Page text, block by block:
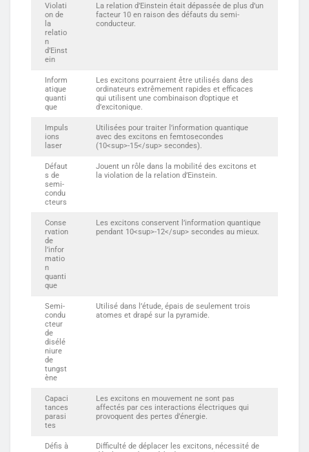
Violati
on de
la
relatio
n
d’Einst
ein
La relation d’Einstein était dépassée de plus d’un
facteur 10 en raison des défauts du semi-
conducteur.
Inform
atique
quanti
que
Les excitons pourraient être utilisés dans des
ordinateurs extrêmement rapides et efficaces
qui utilisent une combinaison d’optique et
d’excitonique.
Impuls
ions
laser
Utilisées pour traiter l’information quantique
avec des excitons en femtosecondes
(10<sup>-15</sup> secondes).
Défaut
s de
semi-
condu
cteurs
Jouent un rôle dans la mobilité des excitons et
la violation de la relation d’Einstein.
Conse
rvation
de
l’infor
matio
n
quanti
que
Les excitons conservent l’information quantique
pendant 10<sup>-12</sup> secondes au mieux.
Semi-
condu
cteur
de
disélé
niure
de
tungst
ène
Utilisé dans l’étude, épais de seulement trois
atomes et drapé sur la pyramide.
Capaci
tances
parasi
tes
Les excitons en mouvement ne sont pas
affectés par ces interactions électriques qui
provoquent des pertes d’énergie.
Défis à
Difficulté de déplacer les excitons, nécessité de